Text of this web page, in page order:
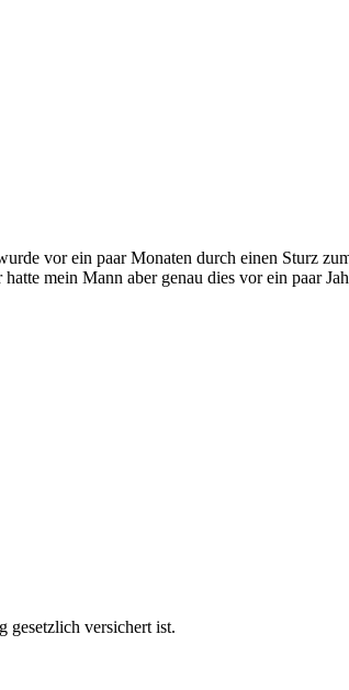
vor ein paar Monaten durch einen Sturz
mein Mann aber genau dies vor ein paar
gesetzlich versichert ist.